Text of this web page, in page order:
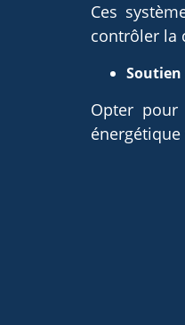
Ces
contrôler la
Soutien
Opter pour